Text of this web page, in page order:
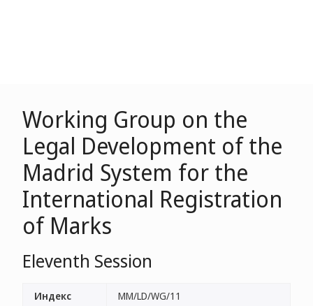
Working Group on the
Legal Development of the
Madrid System for the
International Registration
of Marks
Eleventh Session
Индекс
MM/LD/WG/11